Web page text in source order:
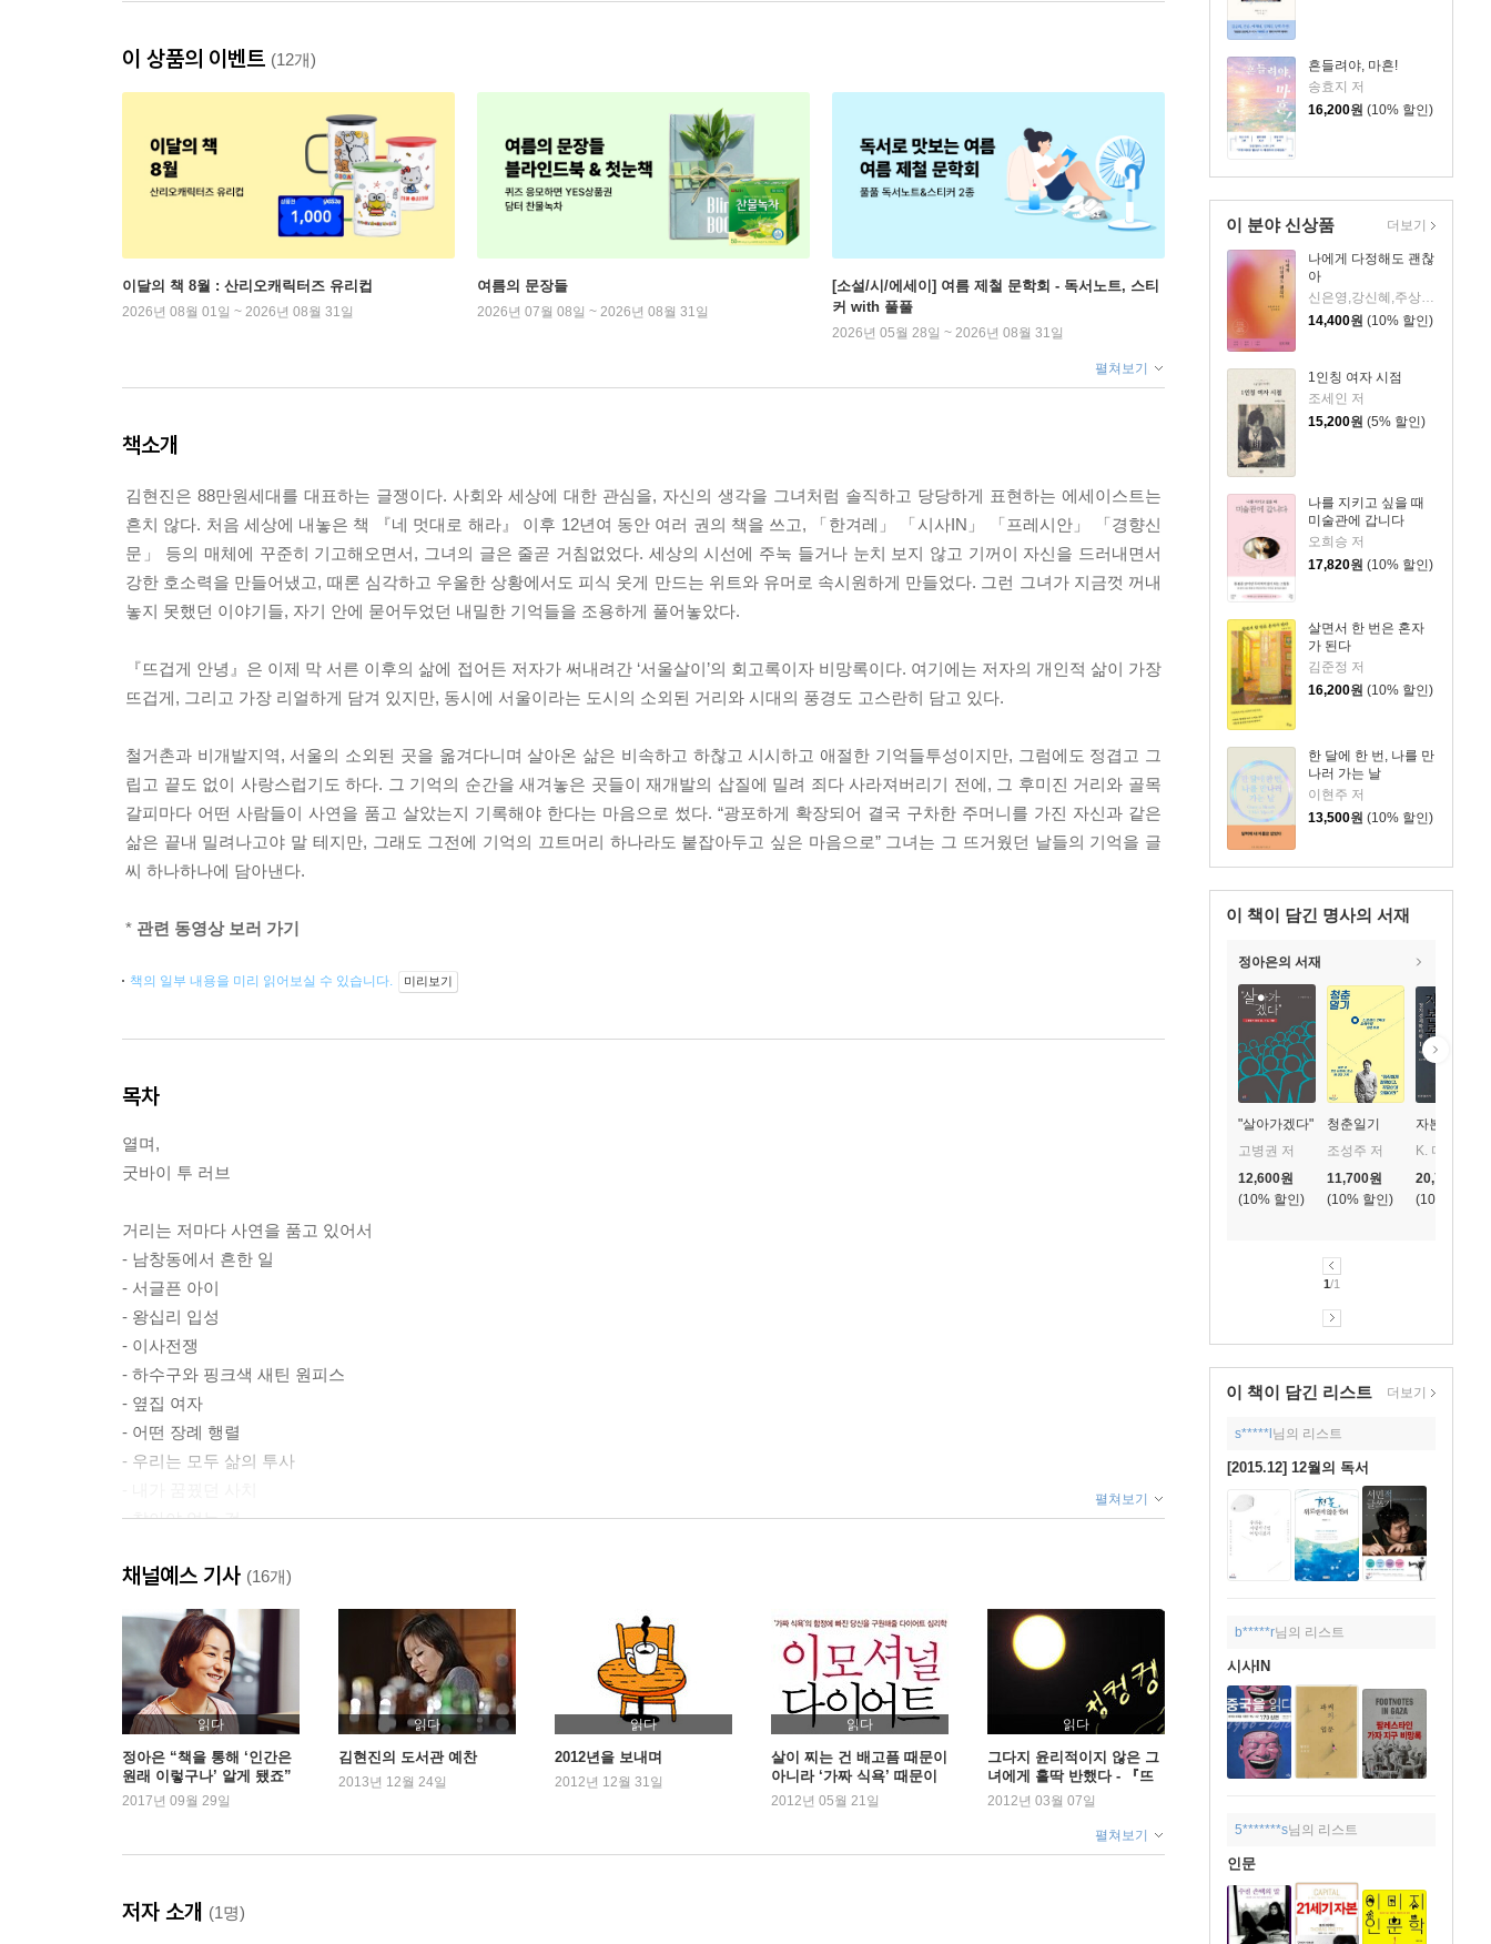
흔들려야, 마흔!
송효지 저
16,200원 (10% 할인)
이 분야 신상품
나에게 다정해도 괜찮
아
신은영,강신혜,주상희,윤근영,정현숙 저
14,400원 (10% 할인)
1인칭 여자 시점
조세인 저
15,200원 (5% 할인)
나를 지키고 싶을 때
미술관에 갑니다
오희승 저
17,820원 (10% 할인)
살면서 한 번은 혼자
가 된다
김준정 저
16,200원 (10% 할인)
한 달에 한 번, 나를 만
나러 가는 날
이현주 저
13,500원 (10% 할인)
더보기
이 책이 담긴 명사의 서재
정아은의 서재
"살아가겠다"
고병권 저
10%
12,600원
청춘일기
조성주 저
10%
11,700원
자본론 1 (상)
10
20,700
1/1
이 책이 담긴 리스트 더보기
s*****l 님의 리스트
[2015.12] 12월의 독서
b*****r님의 리스트
시사IN
5*******s님의 리스트
인문
이 상품의 이벤트 (12개)
이달의 책 8월 : 산리오캐릭터즈 유리컵
2026년 08월 01일 ~ 2026년 08월 31일
여름의 문장들
2026년 07월 08일 ~ 2026년 08월 31일
[소설/시/에세이] 여름 제철 문학회 - 독서노트, 스티
커 with 풀풀
2026년 05월 28일 ~ 2026년 08월 31일
펼쳐보기
책소개
김현진은 88만원세대를 대표하는 글쟁이다. 사회와 세상에 대한 관심을, 자신의 생각을 그녀처럼 솔직하고 당당하게 표현하는 에세이스트는
흔치 않다. 처음 세상에 내놓은 책 『네 멋대로 해라』 이후 12년여 동안 여러 권의 책을 쓰고, 「한겨레」 「시사IN」 「프레시안」 「경향신
문」 등의 매체에 꾸준히 기고해오면서, 그녀의 글은 줄곧 거침없었다. 세상의 시선에 주눅 들거나 눈치 보지 않고 기꺼이 자신을 드러내면서
강한 호소력을 만들어냈고, 때론 심각하고 우울한 상황에서도 피식 웃게 만드는 위트와 유머로 속시원하게 만들었다. 그런 그녀가 지금껏 꺼내
놓지 못했던 이야기들, 자기 안에 묻어두었던 내밀한 기억들을 조용하게 풀어놓았다.
『뜨겁게 안녕』은 이제 막 서른 이후의 삶에 접어든 저자가 써내려간 ‘서울살이’의 회고록이자 비망록이다. 여기에는 저자의 개인적 삶이 가장
뜨겁게, 그리고 가장 리얼하게 담겨 있지만, 동시에 서울이라는 도시의 소외된 거리와 시대의 풍경도 고스란히 담고 있다.
철거촌과 비개발지역, 서울의 소외된 곳을 옮겨다니며 살아온 삶은 비속하고 하찮고 시시하고 애절한 기억들투성이지만, 그럼에도 정겹고 그
립고 끝도 없이 사랑스럽기도 하다. 그 기억의 순간을 새겨놓은 곳들이 재개발의 삽질에 밀려 죄다 사라져버리기 전에, 그 후미진 거리와 골목
갈피마다 어떤 사람들이 사연을 품고 살았는지 기록해야 한다는 마음으로 썼다. “광포하게 확장되어 결국 구차한 주머니를 가진 자신과 같은
삶은 끝내 밀려나고야 말 테지만, 그래도 그전에 기억의 끄트머리 하나라도 붙잡아두고 싶은 마음으로” 그녀는 그 뜨거웠던 날들의 기억을 글
씨 하나하나에 담아낸다.
* 관련 동영상 보러 가기
책의 일부 내용을 미리 읽어보실 수 있습니다. 미리보기
목차
열며,
굿바이 투 러브
거리는 저마다 사연을 품고 있어서
- 남창동에서 흔한 일
- 서글픈 아이
- 왕십리 입성
- 이사전쟁
- 하수구와 핑크색 새틴 원피스
- 옆집 여자
- 어떤 장례 행렬
- 우리는 모두 삶의 투사
- 참아야 얻는 것
서울의 달 아래, 당신과 나의 이야기
- 달동네 대장
- 불쌍한 계절
- 유령의 골목
- 시한부 파라다이스
- 히스클리프, 아니 검둥이
- 꽁꽁 언 날에 만난 할머니
- 신혼부부 습격
- 이제는 사라진 그 언덕, 그 집들
펼쳐보기
채널예스 기사 (16개)
읽다
정아은 “책을 통해 ‘인간은
원래 이렇구나’ 알게 됐죠”
2017년 09월 29일
읽다
김현진의 도서관 예찬
2013년 12월 24일
읽다
2012년을 보내며
2012년 12월 31일
읽다
살이 찌는 건 배고픔 때문이
아니라 ‘가짜 식욕’ 때문이
다. -『이모셔널 다이어트』
2012년 05월 21일
읽다
그다지 윤리적이지 않은 그
녀에게 홀딱 반했다 - 『뜨
겁게 안녕』
2012년 03월 07일
펼쳐보기
저자 소개 (1명)